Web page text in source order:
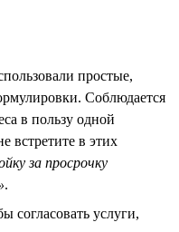
простые,
Соблюдается
в пользу одной
встретите в этих
за просрочку
.
согласовать услуги,